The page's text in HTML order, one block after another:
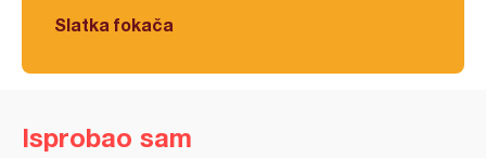
Slatka fokača
Isprobao sam